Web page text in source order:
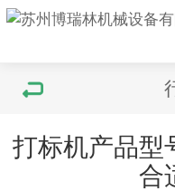
打标机产品型
合